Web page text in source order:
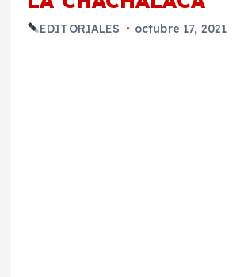
EDITORIALES octubre 17, 2021